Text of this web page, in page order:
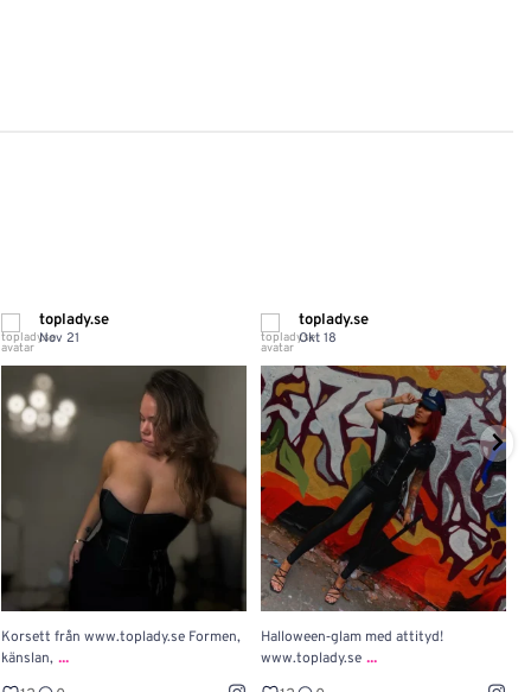
toplady.se
Nov 21
Korsett från www.toplady.se Formen,
känslan, ...
toplady.se
Okt 18
Halloween‑glam med attityd!
www.toplady.se ...